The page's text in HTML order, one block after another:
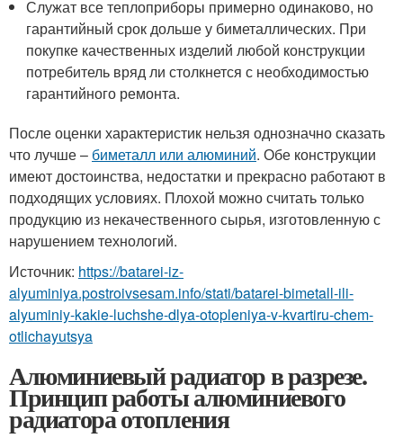
Служат все теплоприборы примерно одинаково, но
гарантийный срок дольше у биметаллических. При
покупке качественных изделий любой конструкции
потребитель вряд ли столкнется с необходимостью
гарантийного ремонта.
После оценки характеристик нельзя однозначно сказать
что лучше – биметалл или алюминий. Обе конструкции
имеют достоинства, недостатки и прекрасно работают в
подходящих условиях. Плохой можно считать только
продукцию из некачественного сырья, изготовленную с
нарушением технологий.
Источник: https://batarei-iz-
alyuminiya.postroivsesam.info/stati/batarei-bimetall-ili-
alyuminiy-kakie-luchshe-dlya-otopleniya-v-kvartiru-chem-
otlichayutsya
Алюминиевый радиатор в разрезе.
Принцип работы алюминиевого
радиатора отопления